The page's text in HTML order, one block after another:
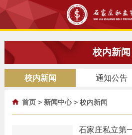
校内新闻
校内新闻 通知公告
首页> 新闻中心> 校内新闻
石家庄私立第